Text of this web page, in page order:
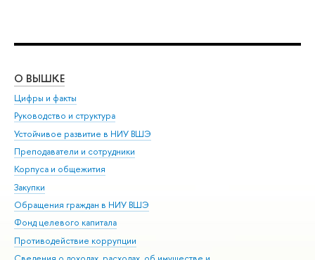
О ВЫШКЕ
Цифры и факты
Руководство и структура
Устойчивое развитие в НИУ ВШЭ
Преподаватели и сотрудники
Корпуса и общежития
Закупки
Обращения граждан в НИУ ВШЭ
Фонд целевого капитала
Противодействие коррупции